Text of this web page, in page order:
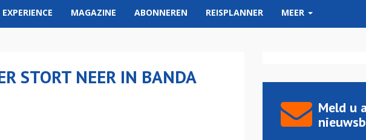
EXPERIENCE MAGAZINE ABONNEREN REISPLANNER MEER
STORT NEER IN BANDA
Meld u